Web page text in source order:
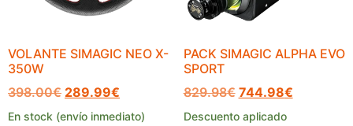
VOLANTE SIMAGIC NEO X-
350W
398.00€ 289.99€
En stock (envío inmediato)
PACK SIMAGIC ALPHA EVO
SPORT
829.98€ 744.98€
Descuento aplicado